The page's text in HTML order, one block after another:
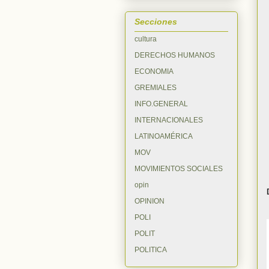
Secciones
cultura
DERECHOS HUMANOS
ECONOMIA
GREMIALES
INFO.GENERAL
INTERNACIONALES
LATINOAMÉRICA
MOV
MOVIMIENTOS SOCIALES
opin
OPINION
POLI
POLIT
POLITICA